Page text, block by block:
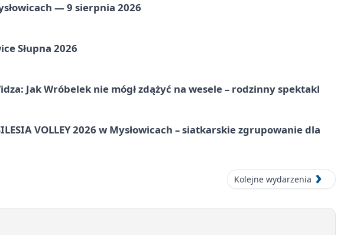
— 9 sierpnia 2026
Słupna 2026
Jak Wróbelek nie mógł zdążyć na wesele – rodzinny spektakl
VOLLEY 2026 w Mysłowicach – siatkarskie zgrupowanie dla
Kolejne wydarzenia